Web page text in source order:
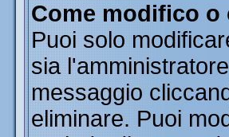
Come modifico
Puoi solo
sia
messaggio
eliminare. Puoi